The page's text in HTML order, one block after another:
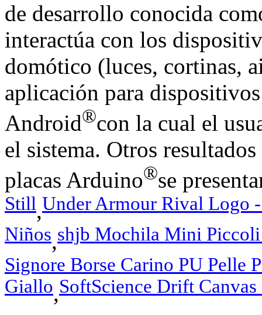
de desarrollo conocida
interactúa con los
domótico (luces, cortinas,
aplicación para
Android®con la cual el
el sistema. Otros
placas Arduino®se
Still,Under Armour Rival Logo
Niños,shjb Mochila Mini
Signore Borse Carino PU Pelle
Giallo,SoftScience Drift